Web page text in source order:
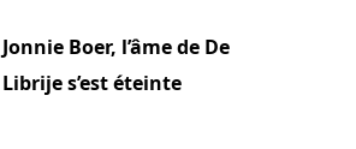
Jonnie Boer, l’âme de De
Librije s’est éteinte